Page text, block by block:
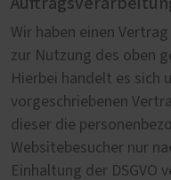
Wir haben einen
zur Nutzung des oben
Hierbei handelt es sich
vorgeschriebenen
dieser die
Websitebesucher nur
Einhaltung der DSGVO